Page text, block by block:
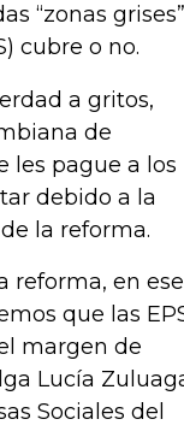
“zonas
cubre o no.
a gritos,
de
les pague a los
debido a la
la reforma.
reforma, en ese
que las
margen de
Lucía
Sociales del